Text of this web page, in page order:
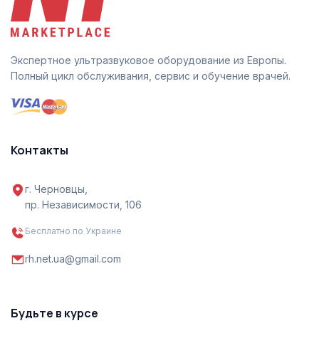
Экспертное ультразвуковое оборудование из Европы.
Полный цикл обслуживания, сервис и обучение врачей.
Контакты
г. Черновцы,
пр. Независимости, 106
Бесплатно по Украине
rh.net.ua@gmail.com
Будьте в курсе